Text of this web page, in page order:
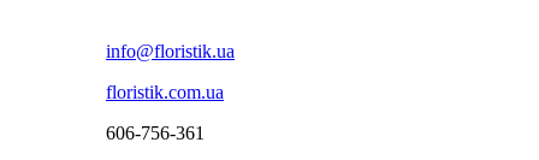
info@floristik.ua
floristik.com.ua
606-756-361